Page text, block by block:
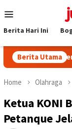
to
Menu
Berita Hari Ini
Berita Utama
Tembus Top
Home Olahraga
Ketua KONI
Petanque